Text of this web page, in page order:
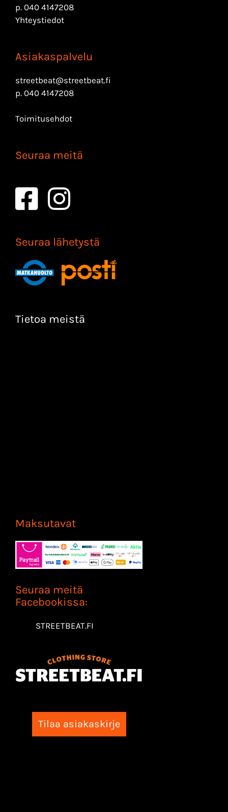
p. 040 4147208
Yhteystiedot
Asiakaspalvelu
streetbeat@streetbeat.fi
p. 040 4147208
Toimitusehdot
Seuraa meitä
Seuraa lähetystä
Tietoa meistä
Maksutavat
Seuraa meitä
Facebookissa:
STREETBEAT.FI